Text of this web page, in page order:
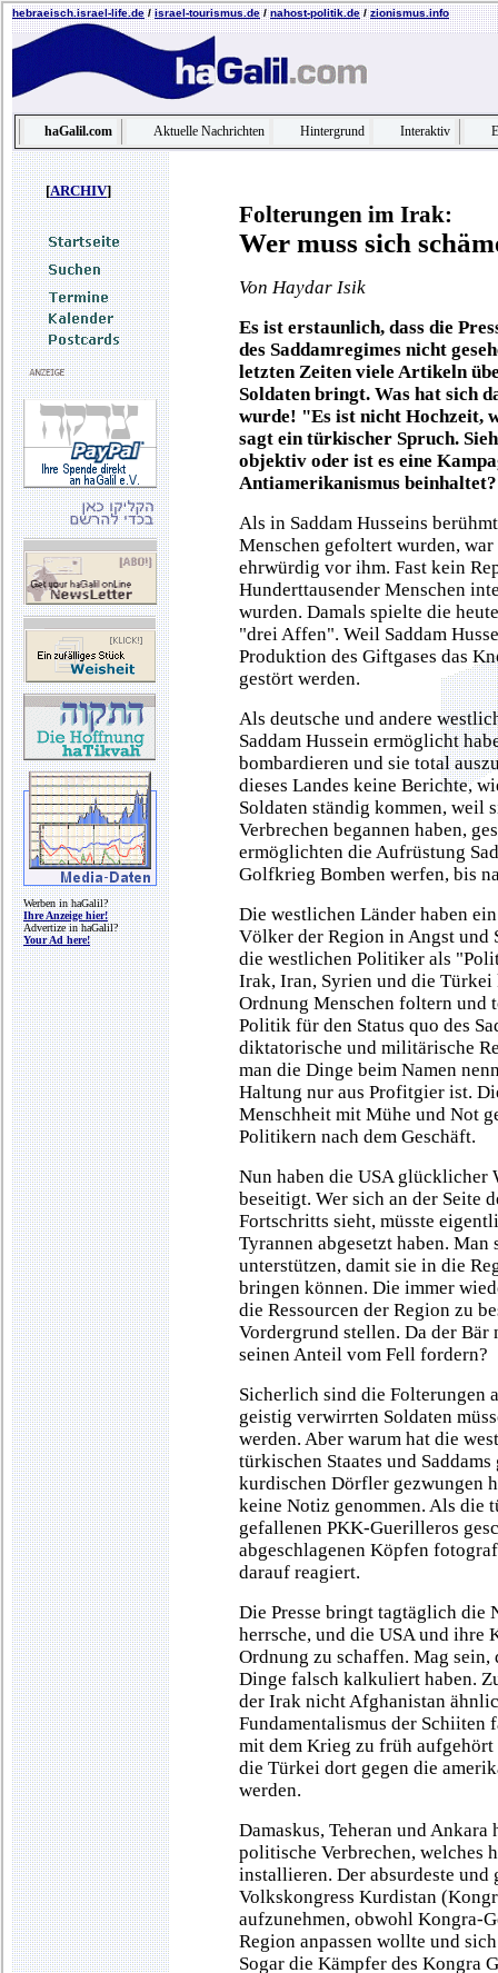
hebraeisch.israel-life.de/israel-tourismus.de/nahost-politik.de/zionismus.info
haGalil.com Aktuelle Nachrichten Hintergrund Interaktiv
[ARCHIV]
Werben in haGalil?
Ihre Anzeige hier!
Advertize in haGalil?
Your Ad here!
Folterungen im Irak:
Wer muss sich
Von Haydar Isik
Es ist erstaunlich, dass die
des Saddamregimes nicht
letzten Zeiten viele Artikeln
Soldaten bringt. Was hat sich
wurde! "Es ist nicht Hochzeit,
sagt ein türkischer Spruch.
objektiv oder ist es eine
Antiamerikanismus beinhaltet?
Als in Saddam Husseins
Menschen gefoltert wurden,
ehrwürdig vor ihm. Fast kein
Hunderttausender Menschen
wurden. Damals spielte die
"drei Affen". Weil Saddam
Produktion des Giftgases das
gestört werden.
Als deutsche und andere
Saddam Hussein ermöglicht
bombardieren und sie total
dieses Landes keine Berichte,
Soldaten ständig kommen, weil
Verbrechen begannen haben,
ermöglichten die Aufrüstung
Golfkrieg Bomben werfen, bis
Die westlichen Länder haben
Völker der Region in Angst und
die westlichen Politiker als
Irak, Iran, Syrien und die
Ordnung Menschen foltern und
Politik für den Status quo des
diktatorische und militärische
man die Dinge beim Namen
Haltung nur aus Profitgier ist.
Menschheit mit Mühe und Not
Politikern nach dem Geschäft.
Nun haben die USA glücklicher
beseitigt. Wer sich an der Seite
Fortschritts sieht, müsste
Tyrannen abgesetzt haben.
unterstützen, damit sie in die
bringen können. Die immer
die Ressourcen der Region zu
Vordergrund stellen. Da der
seinen Anteil vom Fell fordern?
Sicherlich sind die Folterungen
geistig verwirrten Soldaten
werden. Aber warum hat die
türkischen Staates und
kurdischen Dörfler gezwungen
keine Notiz genommen. Als die
gefallenen PKK-Guerilleros
abgeschlagenen Köpfen
darauf reagiert.
Die Presse bringt tagtäglich die
herrsche, und die USA und ihre
Ordnung zu schaffen. Mag sein,
Dinge falsch kalkuliert haben.
der Irak nicht Afghanistan
Fundamentalismus der Schiiten
mit dem Krieg zu früh
die Türkei dort gegen die
werden.
Damaskus, Teheran und Ankara
politische Verbrechen, welches
installieren. Der absurdeste und
Volkskongress Kurdistan
aufzunehmen, obwohl Kongra-
Region anpassen wollte und
Sogar die Kämpfer des Kongra